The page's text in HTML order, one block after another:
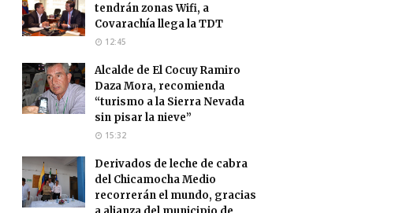
tendrán zonas Wifi, a
Covarachía llega la TDT
12:45
Alcalde de El Cocuy Ramiro
Daza Mora, recomienda
“turismo a la Sierra Nevada
sin pisar la nieve”
15:32
Derivados de leche de cabra
del Chicamocha Medio
recorrerán el mundo, gracias